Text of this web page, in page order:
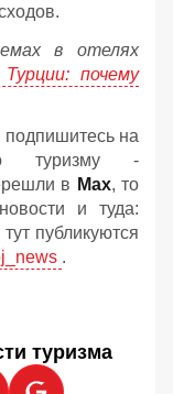
в отелях
почему
подпишитесь на
туризму -
в Мах, то
и туда:
публикуются
.
туризма